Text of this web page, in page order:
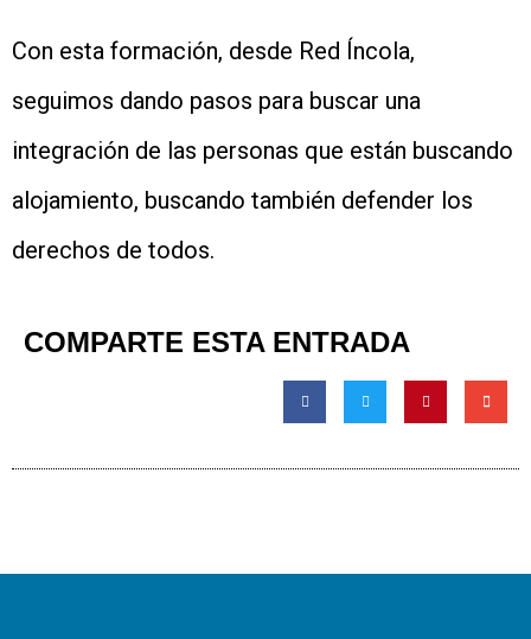
Con esta formación, desde Red Íncola,
seguimos dando pasos para buscar una
integración de las personas que están buscando
alojamiento, buscando también defender los
derechos de todos.
COMPARTE ESTA ENTRADA